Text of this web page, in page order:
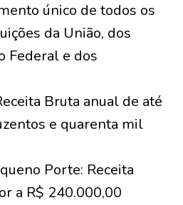
único de todos os
da União, dos
Federal e dos
Bruta anual de até
e quarenta mil
Porte: Receita
a R$ 240.000,00